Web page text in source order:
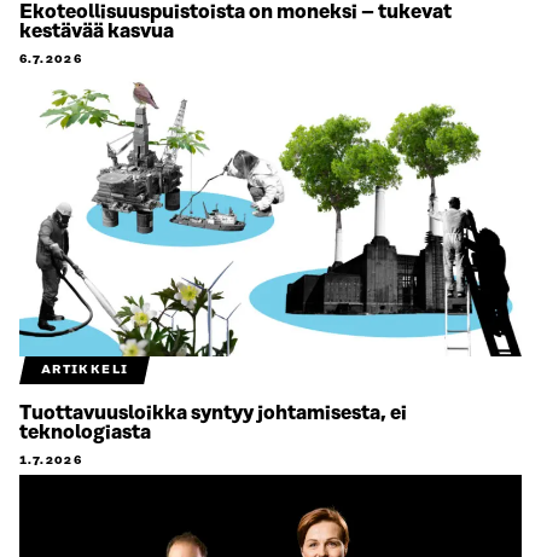
Ekoteollisuuspuistoista on moneksi – tukevat
kestävää kasvua
6.7.2026
ARTIKKELI
Tuottavuusloikka syntyy johtamisesta, ei
teknologiasta
1.7.2026